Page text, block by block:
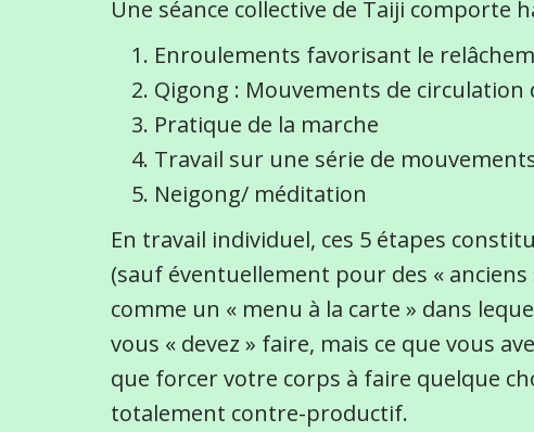
Une séance collective de Taiji comporte
Enroulements favorisant le
Qigong : Mouvements de circulation
Pratique de la marche
Travail sur une série de
Neigong/ méditation
En travail individuel, ces 5 étapes
(sauf éventuellement pour des « anciens
comme un « menu à la carte » dans
vous « devez » faire, mais ce que vous
que forcer votre corps à faire quelque
totalement contre-productif.